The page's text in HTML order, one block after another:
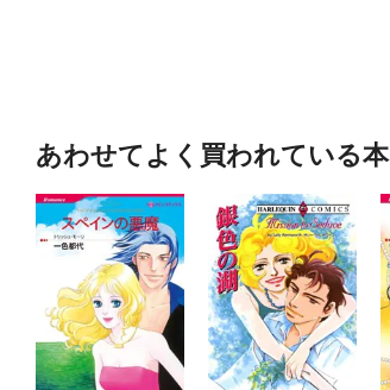
あわせてよく買われている本